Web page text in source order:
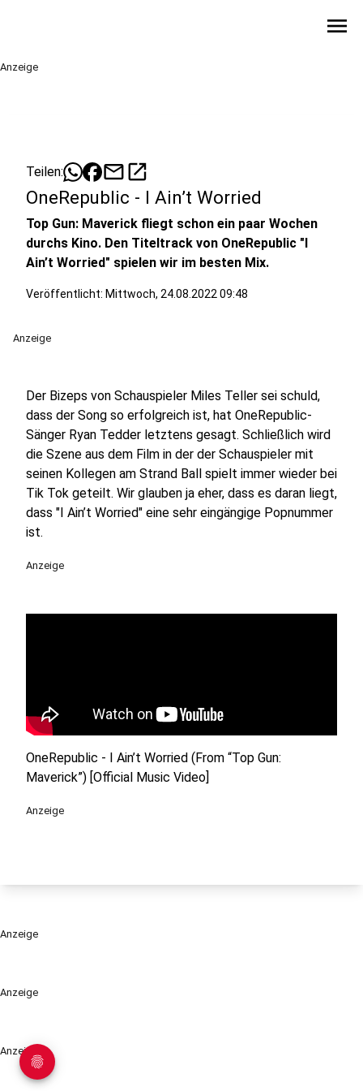
menu
Anzeige
Anzeige
Anzeige
Teilen: mailopen_in_new
OneRepublic - I Ain’t Worried
Top Gun: Maverick fliegt schon ein paar Wochen
durchs Kino. Den Titeltrack von OneRepublic "I
Ain’t Worried" spielen wir im besten Mix.
Veröffentlicht: Mittwoch, 24.08.2022 09:48
Anzeige
Der Bizeps von Schauspieler Miles Teller sei schuld,
dass der Song so erfolgreich ist, hat OneRepublic-
Sänger Ryan Tedder letztens gesagt. Schließlich wird
die Szene aus dem Film in der der Schauspieler mit
seinen Kollegen am Strand Ball spielt immer wieder bei
Tik Tok geteilt. Wir glauben ja eher, dass es daran liegt,
dass "I Ain’t Worried" eine sehr eingängige Popnummer
ist.
Anzeige
OneRepublic - I Ain’t Worried (From “Top Gun:
Maverick”) [Official Music Video]
Anzeige
Anzeige